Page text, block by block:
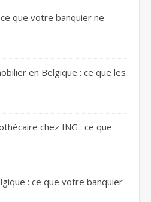
que votre banquier ne
en Belgique : ce que les
chez ING : ce que
: ce que votre banquier